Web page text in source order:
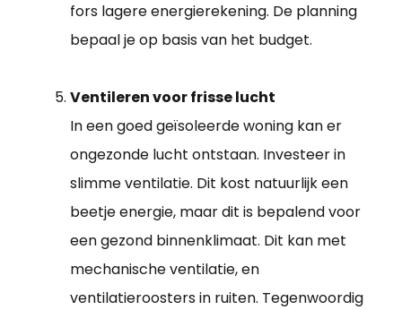
fors lagere energierekening. De planning
bepaal je op basis van het budget.
Ventileren voor frisse lucht
In een goed geïsoleerde woning kan er
ongezonde lucht ontstaan. Investeer in
slimme ventilatie. Dit kost natuurlijk een
beetje energie, maar dit is bepalend voor
een gezond binnenklimaat. Dit kan met
mechanische ventilatie, en
ventilatieroosters in ruiten. Tegenwoordig